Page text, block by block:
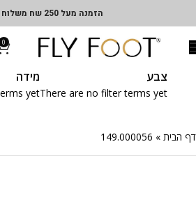
הזמנה מעל 250 שח משלוח חינם.
0
צבע
There are no filter terms yet
מידה
yet
דף הבית »
149.000056